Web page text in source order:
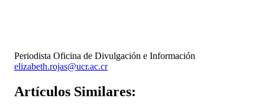
Periodista Oficina de Divulgación e Información
elizabeth.rojas@ucr.ac.cr
Artículos Similares: